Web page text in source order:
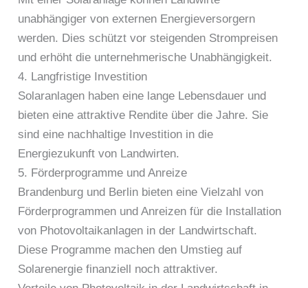
unabhängiger von externen Energieversorgern
werden. Dies schützt vor steigenden Strompreisen
und erhöht die unternehmerische Unabhängigkeit.
4. Langfristige Investition
Solaranlagen haben eine lange Lebensdauer und
bieten eine attraktive Rendite über die Jahre. Sie
sind eine nachhaltige Investition in die
Energiezukunft von Landwirten.
5. Förderprogramme und Anreize
Brandenburg und Berlin bieten eine Vielzahl von
Förderprogrammen und Anreizen für die Installation
von Photovoltaikanlagen in der Landwirtschaft.
Diese Programme machen den Umstieg auf
Solarenergie finanziell noch attraktiver.